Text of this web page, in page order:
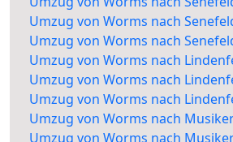
Umzug von Worms nach
Umzug von Worms nach
Umzug von Worms nach
Umzug von Worms nach
Umzug von Worms nach
Umzug von Worms nach
Umzug von Worms nach